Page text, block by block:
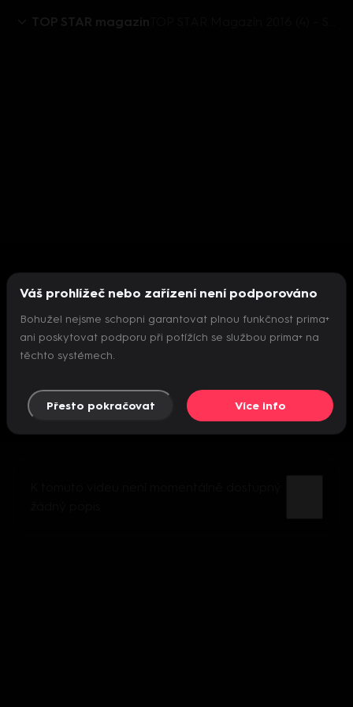
TOP STAR magazín
Nepodařilo se inicializovat přehrávač
Váš prohlížeč nebo zařízení není podporováno
Bohužel nejsme schopni garantovat plnou funkčnost prima+
ani poskytovat podporu při potížích se službou prima+ na
těchto systémech.
Přesto pokračovat Více info